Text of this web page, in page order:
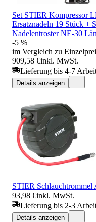
Set STIER Kompressor
Ersatznadeln 19 Stück +
Nadelentroster NE-30
-5 %
im Vergleich zu
909,58 €inkl. MwSt.
Lieferung bis 4-7
Details anzeigen
STIER Schlauchtrommel
93,98 €inkl. MwSt.
Lieferung bis 2-3
Details anzeigen